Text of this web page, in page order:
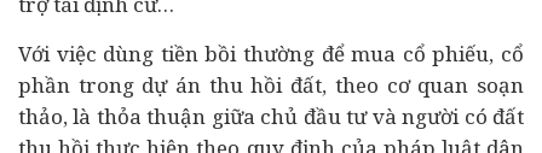
Với việc dùng tiền bồi thường để mua cổ phiếu, cổ
phần trong dự án thu hồi đất, theo cơ quan soạn
thảo, là thỏa thuận giữa chủ đầu tư và người có đất